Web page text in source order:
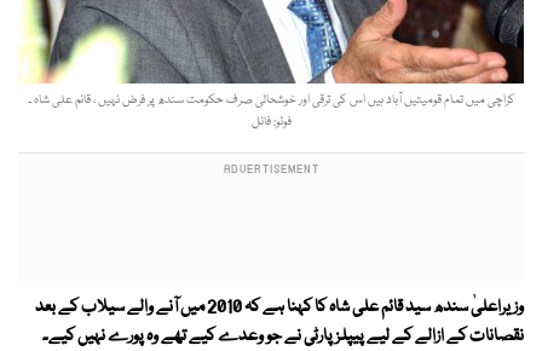
کراچی میں تمام قومیتیں آباد ہیں اس کی ترقی اور خوشحالی صرف حکومت سندھ پر فرض نہیں ، قائم علی شاہ ۔
فوٹو: فائل
وزیراعلیٰ سندھ سید قائم علی شاہ کا کہنا ہے کہ 2010 میں آنے والے سیلاب کے بعد
نقصانات کے ازالے کے لیے پیپلز پارٹی نے جو وعدے کیے تھے وہ پورے نہیں کیے۔